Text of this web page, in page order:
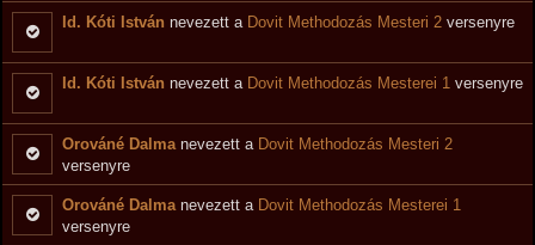
Id. Kóti István nevezett a Dovit Methodozás Mesteri 2 versenyre
Id. Kóti István nevezett a Dovit Methodozás Mesterei 1 versenyre
Orováné Dalma nevezett a Dovit Methodozás Mesteri 2
versenyre
Orováné Dalma nevezett a Dovit Methodozás Mesterei 1
versenyre